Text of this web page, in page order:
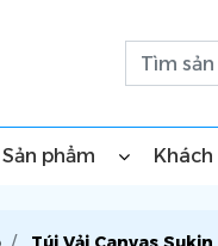
Sản phẩm